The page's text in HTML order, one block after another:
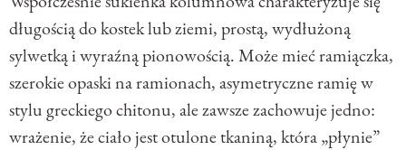
długością do kostek lub ziemi, prostą, wydłużoną
sylwetką i wyraźną pionowością. Może mieć ramiączka,
szerokie opaski na ramionach, asymetryczne ramię w
stylu greckiego chitonu, ale zawsze zachowuje jedno:
wrażenie, że ciało jest otulone tkaniną, która „płynie”